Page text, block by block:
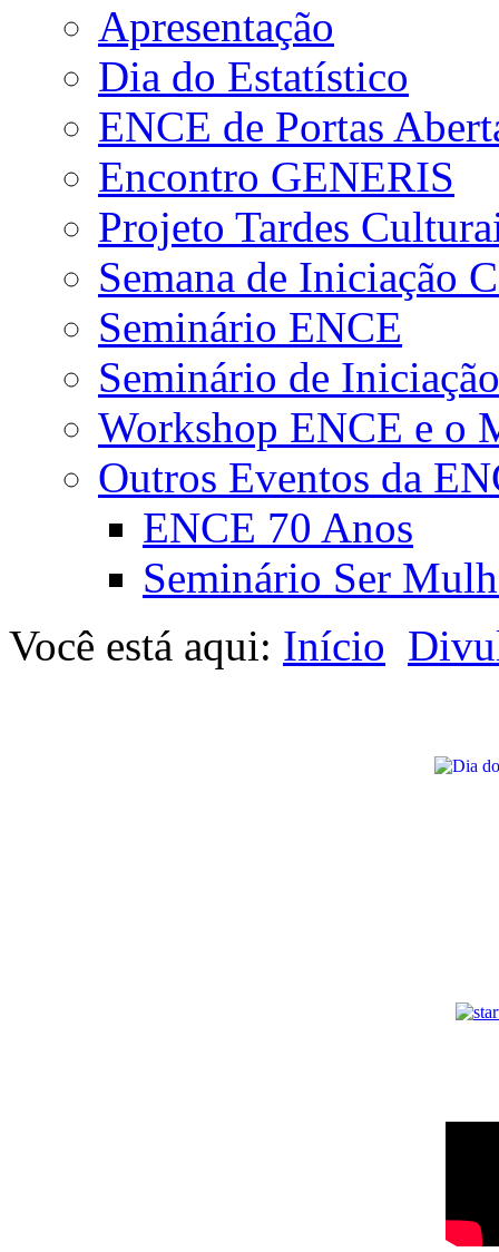
Apresentação
Dia do Estatístico
ENCE de Portas
Encontro GENERIS
Projeto Tardes
Semana de Iniciação
Seminário ENCE
Seminário de
Workshop ENCE e o
Outros Eventos da
ENCE 70 Anos
Seminário Ser
Você está aqui: Início